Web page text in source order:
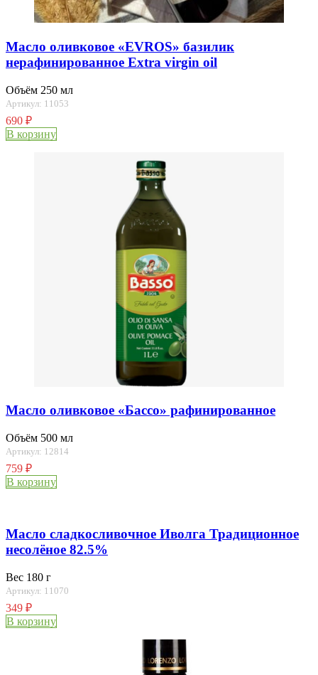
Масло оливковое «EVROS» базилик
нерафинированное Extra virgin oil
Объём 250 мл
Артикул: 11053
690 ₽
В корзину
Масло оливковое «Бассо» рафинированное
Объём 500 мл
Артикул: 12814
759 ₽
В корзину
Масло сладкосливочное Иволга Традиционное
несолёное 82.5%
Вес 180 г
Артикул: 11070
349 ₽
В корзину